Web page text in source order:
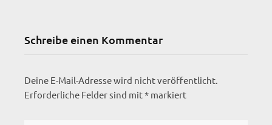
Schreibe einen Kommentar
Deine E-Mail-Adresse wird nicht veröffentlicht.
Erforderliche Felder sind mit* markiert